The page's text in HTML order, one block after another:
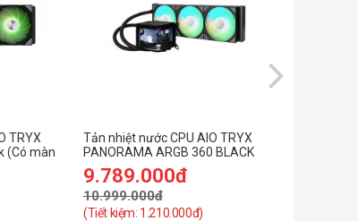
TRYX
(Có màn
Tản nhiệt nước CPU AIO TRYX
PANORAMA ARGB 360 BLACK
(Màn AMOLED 6.5/Bơm ASETEK
8)
9.789.000đ
10.999.000đ
(Tiết kiệm: 1.210.000đ)